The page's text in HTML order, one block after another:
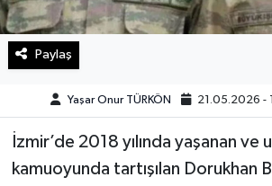
Paylaş
Yaşar Onur TÜRKÖN 21.05.2026 -
İzmir’de 2018 yılında yaşanan ve
kamuoyunda tartışılan Dorukhan
Sağlık
Spor
SürManşet
Teknoloji